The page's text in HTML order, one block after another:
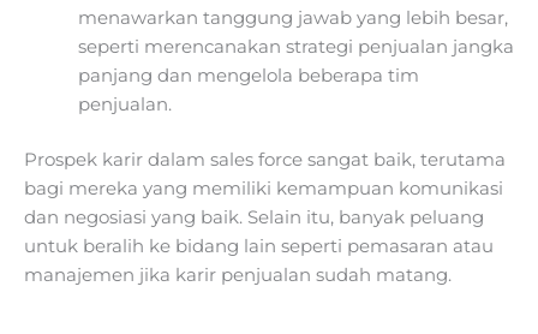
menawarkan tanggung jawab yang lebih besar,
seperti merencanakan strategi penjualan jangka
panjang dan mengelola beberapa tim
penjualan.
Prospek karir dalam sales force sangat baik, terutama
bagi mereka yang memiliki kemampuan komunikasi
dan negosiasi yang baik. Selain itu, banyak peluang
untuk beralih ke bidang lain seperti pemasaran atau
manajemen jika karir penjualan sudah matang.